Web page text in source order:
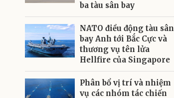
ba tàu sân bay
NATO điều động tàu sân
bay Anh tới Bắc Cực và
thương vụ tên lửa
Hellfire của Singapore
Phân bổ vị trí và nhiệm
vụ các nhóm tác chiến